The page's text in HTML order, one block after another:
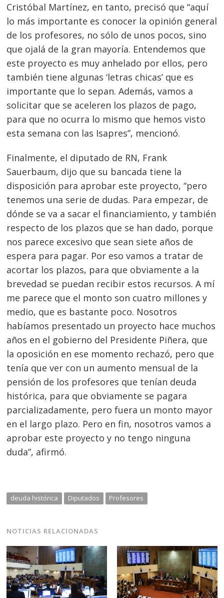
Cristóbal Martínez, en tanto, precisó que “aquí
lo más importante es conocer la opinión general
de los profesores, no sólo de unos pocos, sino
que ojalá de la gran mayoría. Entendemos que
este proyecto es muy anhelado por ellos, pero
también tiene algunas ‘letras chicas’ que es
importante que lo sepan. Además, vamos a
solicitar que se aceleren los plazos de pago,
para que no ocurra lo mismo que hemos visto
esta semana con las Isapres”, mencionó.
Finalmente, el diputado de RN, Frank
Sauerbaum, dijo que su bancada tiene la
disposición para aprobar este proyecto, “pero
tenemos una serie de dudas. Para empezar, de
dónde se va a sacar el financiamiento, y también
respecto de los plazos que se han dado, porque
nos parece excesivo que sean siete años de
espera para pagar. Por eso vamos a tratar de
acortar los plazos, para que obviamente a la
brevedad se puedan recibir estos recursos. A mí
me parece que el monto son cuatro millones y
medio, que es bastante poco. Nosotros
habíamos presentado un proyecto hace muchos
años en el gobierno del Presidente Piñera, que
la oposición en ese momento rechazó, pero que
tenía que ver con un aumento mensual de la
pensión de los profesores que tenían deuda
histórica, para que obviamente se pagara
parcializadamente, pero fuera un monto mayor
en el largo plazo. Pero en fin, nosotros vamos a
aprobar este proyecto y no tengo ninguna
duda”, afirmó.
deuda histórica Diputados Profesores
NOTICIAS RELACIONADAS